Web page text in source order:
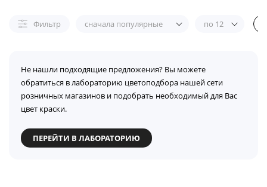
Фильтр сначала популярные по 12
Не нашли подходящие предложения? Вы можете
обратиться в лабораторию цветоподбора нашей сети
розничных магазинов и подобрать необходимый для Вас
цвет краски.
ПЕРЕЙТИ В ЛАБОРАТОРИЮ